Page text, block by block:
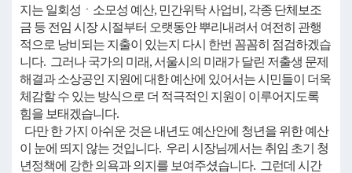
지는 일회성ㆍ소모성 예산, 민간위탁 사업비, 각종 단체보조
금 등 전임 시장 시절부터 오랫동안 뿌리내려서 여전히 관행
적으로 낭비되는 지출이 있는지 다시 한번 꼼꼼히 점검하겠습
니다. 그러나 국가의 미래, 서울시의 미래가 달린 저출생 문제
해결과 소상공인 지원에 대한 예산에 있어서는 시민들이 더욱
체감할 수 있는 방식으로 더 적극적인 지원이 이루어지도록
힘을 보태겠습니다.
다만 한 가지 아쉬운 것은 내년도 예산안에 청년을 위한 예산
이 눈에 띄지 않는 것입니다. 우리 시장님께서는 취임 초기 청
년정책에 강한 의욕과 의지를 보여주셨습니다. 그런데 시간